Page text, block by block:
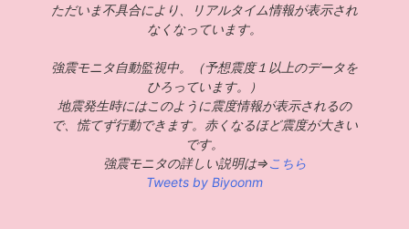
ただいま不具合により、リアルタイム情報が表示され
なくなっています。
強震モニタ自動監視中。（予想震度１以上のデータを
ひろっています。）
地震発生時にはこのように震度情報が表示されるの
で、慌てず行動できます。赤くなるほど震度が大きい
です。
強震モニタの詳しい説明は⇒こちら
Tweets by Biyoonm